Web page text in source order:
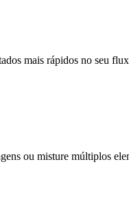
mais rápidos no seu
ou misture múltiplos